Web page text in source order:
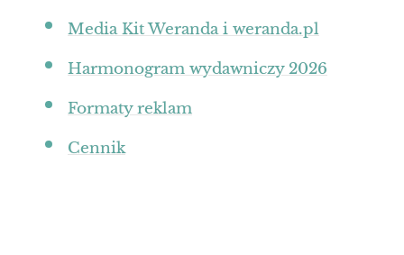
Media Kit Weranda i weranda.pl
Harmonogram wydawniczy 2026
Formaty reklam
Cennik